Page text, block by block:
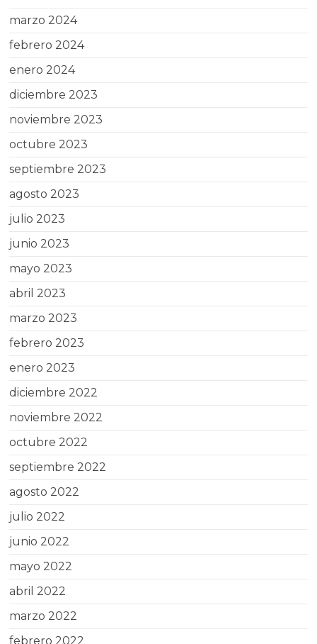
marzo 2024
febrero 2024
enero 2024
diciembre 2023
noviembre 2023
octubre 2023
septiembre 2023
agosto 2023
julio 2023
junio 2023
mayo 2023
abril 2023
marzo 2023
febrero 2023
enero 2023
diciembre 2022
noviembre 2022
octubre 2022
septiembre 2022
agosto 2022
julio 2022
junio 2022
mayo 2022
abril 2022
marzo 2022
febrero 2022